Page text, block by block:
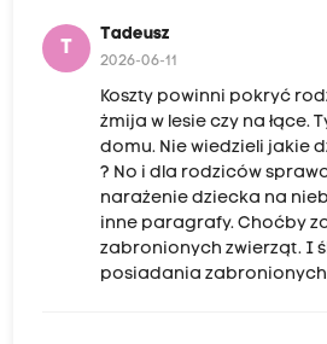
T
Tadeusz
2026-06-11
Koszty powinni pokryć
żmija w lesie czy na łące.
domu. Nie wiedzieli jakie
? No i dla rodziców
narażenie dziecka na
inne paragrafy. Choćby
zabronionych zwierząt. I
posiadania zabronionych